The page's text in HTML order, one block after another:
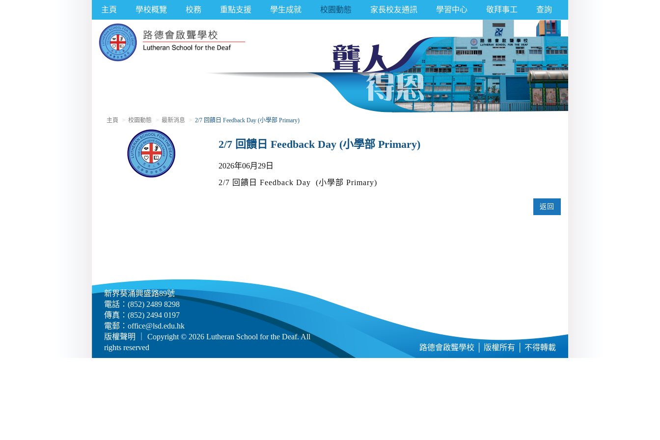
主頁 學校概覽 校務 重點支援 學生成就 校園動態 家長校友通訊 學習中心 敬拜事工 查詢
主頁 校園動態 最新消息 2/7 回饋日 Feedback Day (小學部 Primary)
2/7 回饋日 Feedback Day (小學部 Primary)
2026年06月29日
2/7 回饋日 Feedback Day (小學部 Primary)
返回
新界葵涌興盛路89號
電話：(852) 2489 8298
傳真：(852) 2494 0197
電郵： office@lsd.edu.hk
版權聲明
｜ Copyright © 2026 Lutheran School for the Deaf. All
rights reserved
路德會啟聾學校 │ 版權所有 │ 不得轉載